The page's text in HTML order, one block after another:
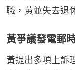
職，黃並失去退
黃爭議發電郵
黃提出多項上訴